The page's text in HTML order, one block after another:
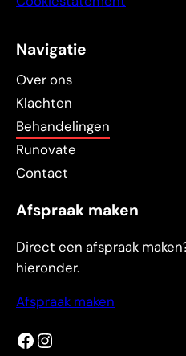
Navigatie
Over ons
Klachten
Behandelingen
Runovate
Contact
Afspraak maken
Direct een afspraak
hieronder.
Afspraak maken
Facebook
Instagram